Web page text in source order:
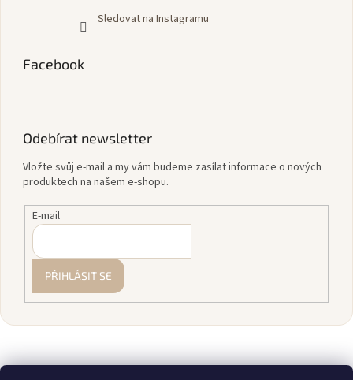
Sledovat na Instagramu
Facebook
Odebírat newsletter
Vložte svůj e-mail a my vám budeme zasílat informace o nových
produktech na našem e-shopu.
E-mail
PŘIHLÁSIT SE